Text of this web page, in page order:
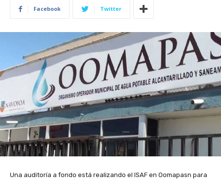
Facebook Twitter
Una auditoría a fondo está realizando el ISAF en Oomapasn para